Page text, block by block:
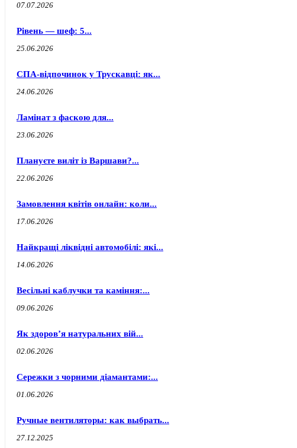
07.07.2026
Рівень — шеф: 5...
25.06.2026
СПА-відпочинок у Трускавці: як...
24.06.2026
Ламінат з фаскою для...
23.06.2026
Плануєте виліт із Варшави?...
22.06.2026
Замовлення квітів онлайн: коли...
17.06.2026
Найкращі ліквідні автомобілі: які...
14.06.2026
Весільні каблучки та каміння:...
09.06.2026
Як здоров’я натуральних вій...
02.06.2026
Сережки з чорними діамантами:...
01.06.2026
Ручные вентиляторы: как выбрать...
27.12.2025